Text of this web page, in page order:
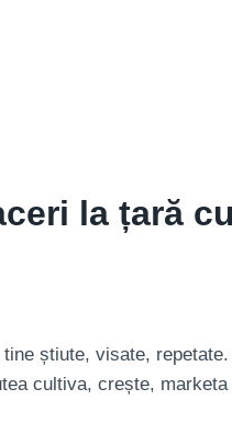
la țară
știute, visate,
cultiva, crește,